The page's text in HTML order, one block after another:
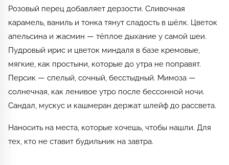
Розовый перец добавляет дерзости. Сливочная
карамель, ваниль и тонка тянут сладость в шёлк. Цветок
апельсина и жасмин — тёплое дыхание у самой шеи.
Пудровый ирис и цветок миндаля в базе кремовые,
мягкие, как простыни, которые до утра не поправят.
Персик — спелый, сочный, бесстыдный. Мимоза —
солнечная, как ленивое утро после бессонной ночи.
Сандал, мускус и кашмеран держат шлейф до рассвета.
Наносить на места, которые хочешь, чтобы нашли. Для
тех, кто не ставит будильник на завтра.